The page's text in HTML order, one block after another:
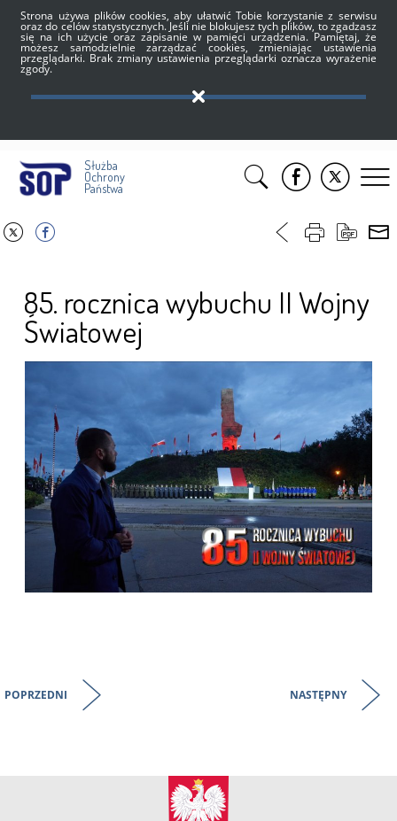
Strona używa plików cookies, aby ułatwić Tobie korzystanie z serwisu
oraz do celów statystycznych. Jeśli nie blokujesz tych plików, to zgadzasz
się na ich użycie oraz zapisanie w pamięci urządzenia. Pamiętaj, że
możesz samodzielnie zarządzać cookies, zmieniając ustawienia
przeglądarki. Brak zmiany ustawienia przeglądarki oznacza wyrażenie
zgody.
Służba
Ochrony
Państwa
85. rocznica wybuchu II Wojny
Światowej
POPRZEDNI NASTĘPNY